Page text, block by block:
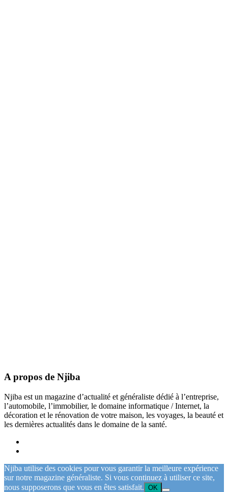
A propos de Njiba
Njiba est un magazine d’actualité et généraliste dédié à l’entreprise,
l’automobile, l’immobilier, le domaine informatique / Internet, la
décoration et le rénovation de votre maison, les voyages, la beauté et
les dernières actualités dans le domaine de la santé.
Njiba utilise des cookies pour vous garantir la meilleure expérience
sur notre magazine généraliste. Si vous continuez à utiliser ce site,
nous supposerons que vous en êtes satisfait. OK